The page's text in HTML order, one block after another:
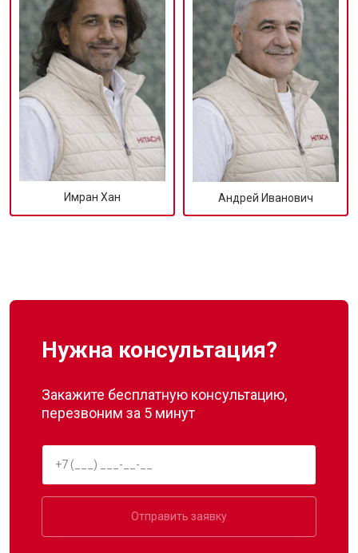
Имран Хан Андрей Иванович
Нужна консультация?
Закажите бесплатную консультацию,
перезвоним за 5 минут
Отправить заявку